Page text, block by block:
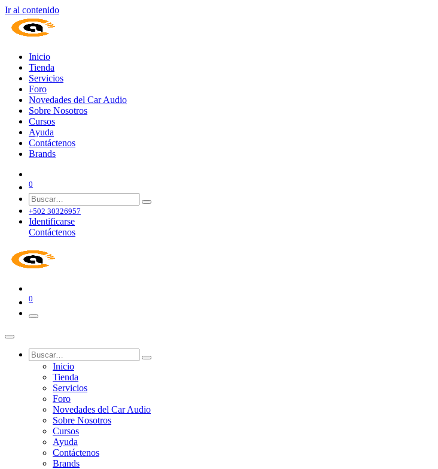
Ir al contenido
Inicio
Tienda
Servicios
Foro
Novedades del Car Audio
Sobre Nosotros
Cursos
Ayuda
Contáctenos
Brands
0
+502 30326957
Identificarse
Contáctenos
0
Inicio
Tienda
Servicios
Foro
Novedades del Car Audio
Sobre Nosotros
Cursos
Ayuda
Contáctenos
Brands